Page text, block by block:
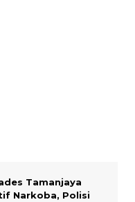
Tamanjaya
Narkoba, Polisi